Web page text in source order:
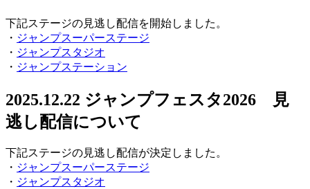
下記ステージの見逃し配信を開始しました。
・ ジャンプスーパーステージ
・ ジャンプスタジオ
・ ジャンプステーション
2025.12.22 ジャンプフェスタ2026 見
逃し配信について
下記ステージの見逃し配信が決定しました。
・ ジャンプスーパーステージ
・ ジャンプスタジオ